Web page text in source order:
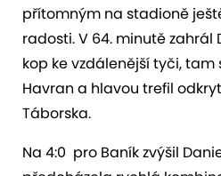
přítomným na stadioně
radosti. V 64. minutě zahrál
kop ke vzdálenější tyči, tam
Havran a hlavou trefil
Táborska.
Na 4:0 pro Baník zvýšil